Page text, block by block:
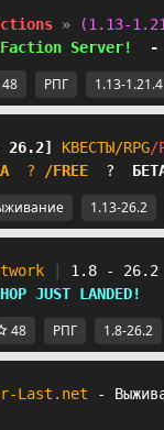
»
(1.13-
Faction Server! -
РПГ 1.13-1.21.4
26.2] КВЕСТЫ/RPG/
А ? /FREE ?
1.13-26.2
1.8 - 26.2
SHOP JUST
48 РПГ 1.8-26.2
Last.net -